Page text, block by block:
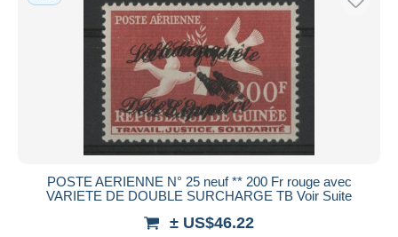
POSTE AERIENNE N° 25 neuf ** 200 Fr rouge avec
VARIETE DE DOUBLE SURCHARGE TB Voir Suite
± US$46.22